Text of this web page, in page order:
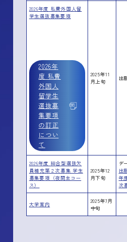
2026年度 私費外国人留
学生選抜募集要項
2026年
度 私費
外国人
留学生
選抜募
集要項
の訂正
につい
て
2025年11
月上旬
出
2026年度 総合型選抜欠
員補充第２次募集 学生
募集要項（夜間主コー
ス）
2025年12
月下旬
デ
出
年
次
大学案内
2025年7月
中旬